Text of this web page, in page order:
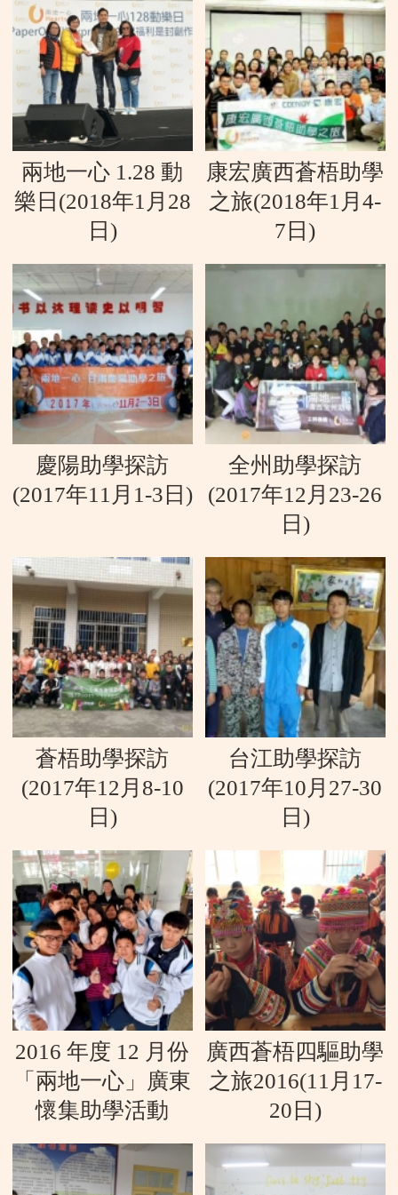
兩地一心 1.28 動
樂日(2018年1月28
日)
康宏廣西蒼梧助學
之旅(2018年1月4-
7日)
慶陽助學探訪
(2017年11月1-3日)
全州助學探訪
(2017年12月23-26
日)
蒼梧助學探訪
(2017年12月8-10
日)
台江助學探訪
(2017年10月27-30
日)
2016 年度 12 月份
「兩地一心」廣東
懷集助學活動
廣西蒼梧四驅助學
之旅2016(11月17-
20日)